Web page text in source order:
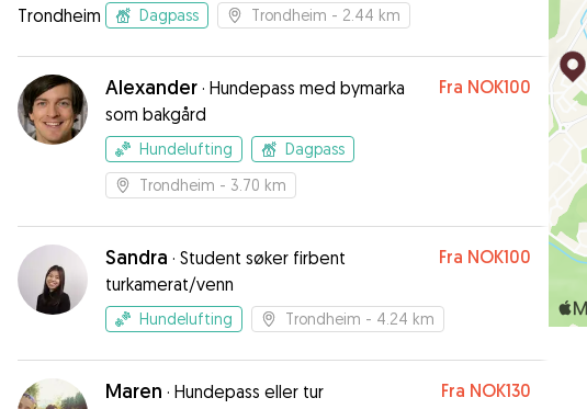
Dagpass
Trondheim - 2.44 km
Alexander · Hundepass med bymarka
som bakgård
Fra NOK100
Hundelufting
Dagpass
Trondheim - 3.70 km
Sandra · Student søker firbent
turkamerat/venn
Fra NOK100
Hundelufting Trondheim - 4.24 km
Maren · Hundepass eller tur Fra NOK130